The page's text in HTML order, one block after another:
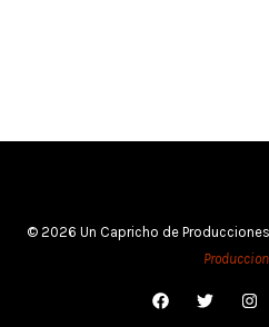
© 2026 Un Capricho de